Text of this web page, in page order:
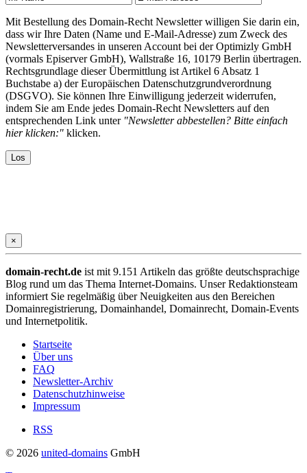
Mit Bestellung des Domain-Recht Newsletter willigen Sie darin ein,
dass wir Ihre Daten (Name und E-Mail-Adresse) zum Zweck des
Newsletterversandes in unseren Account bei der Optimizly GmbH
(vormals Episerver GmbH), Wallstraße 16, 10179 Berlin übertragen.
Rechtsgrundlage dieser Übermittlung ist Artikel 6 Absatz 1
Buchstabe a) der Europäischen Datenschutzgrundverordnung
(DSGVO). Sie können Ihre Einwilligung jederzeit widerrufen,
indem Sie am Ende jedes Domain-Recht Newsletters auf den
entsprechenden Link unter "Newsletter abbestellen? Bitte einfach
hier klicken:" klicken.
×
domain-recht.de ist mit 9.151 Artikeln das größte deutschsprachige
Blog rund um das Thema Internet-Domains. Unser Redaktionsteam
informiert Sie regelmäßig über Neuigkeiten aus den Bereichen
Domainregistrierung, Domainhandel, Domainrecht, Domain-Events
und Internetpolitik.
Startseite
Über uns
FAQ
Newsletter-Archiv
Datenschutzhinweise
Impressum
RSS
© 2026 united-domains GmbH